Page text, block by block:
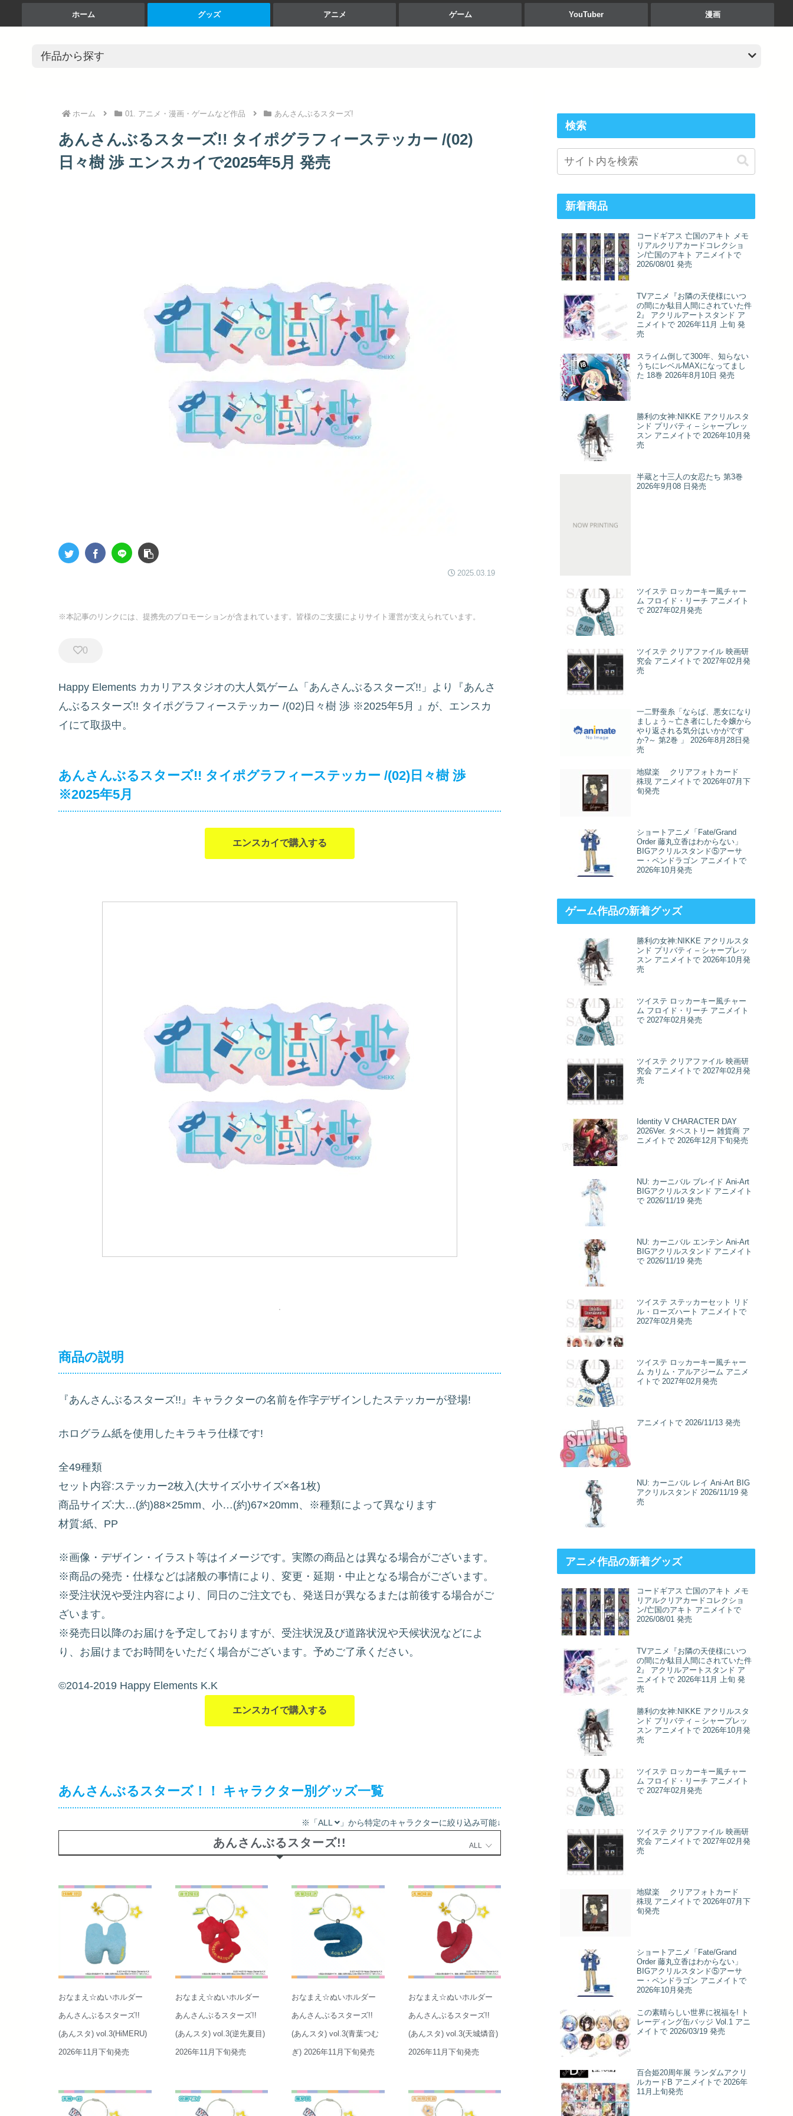
ホーム グッズ アニメ ゲーム YouTuber 漫画
ホーム 01. アニメ・漫画・ゲームなど作品 あんさんぶるスターズ!
あんさんぶるスターズ!! タイポグラフィーステッカー /(02)
日々樹 渉 エンスカイで2025年5月 発売
2025.03.19
※本記事のリンクには、提携先のプロモーションが含まれています。皆様のご支援によりサイト運営が支えられています。
0
Happy Elements カカリアスタジオの大人気ゲーム「あんさんぶるスターズ!!」より『あんさ
んぶるスターズ!! タイポグラフィーステッカー /(02)日々樹 渉 ※2025年5月 』が、エンスカ
イにて取扱中。
あんさんぶるスターズ!! タイポグラフィーステッカー /(02)日々樹 渉
※2025年5月
エンスカイで購入する
商品の説明
『あんさんぶるスターズ!!』キャラクターの名前を作字デザインしたステッカーが登場!
ホログラム紙を使用したキラキラ仕様です!
全49種類
セット内容:ステッカー2枚入(大サイズ小サイズ×各1枚)
商品サイズ:大…(約)88×25mm、小…(約)67×20mm、※種類によって異なります
材質:紙、PP
※画像・デザイン・イラスト等はイメージです。実際の商品とは異なる場合がございます。
※商品の発売・仕様などは諸般の事情により、変更・延期・中止となる場合がございます。
※受注状況や受注内容により、同日のご注文でも、発送日が異なるまたは前後する場合がご
ざいます。
※発売日以降のお届けを予定しておりますが、受注状況及び道路状況や天候状況などによ
り、お届けまでお時間をいただく場合がございます。予めご了承ください。
©2014-2019 Happy Elements K.K
エンスカイで購入する
あんさんぶるスターズ！！ キャラクター別グッズ一覧
※「ALL 」から特定のキャラクターに絞り込み可能↓
あんさんぶるスターズ!! ALL
おなまえ☆ぬいホルダー
あんさんぶるスターズ!!
(あんスタ) vol.3(HiMERU)
2026年11月下旬発売
おなまえ☆ぬいホルダー
あんさんぶるスターズ!!
(あんスタ) vol.3(逆先夏目)
2026年11月下旬発売
おなまえ☆ぬいホルダー
あんさんぶるスターズ!!
(あんスタ) vol.3(青葉つむ
ぎ) 2026年11月下旬発売
おなまえ☆ぬいホルダー
あんさんぶるスターズ!!
(あんスタ) vol.3(天城燐音)
2026年11月下旬発売
検索
新着商品
コードギアス 亡国のアキト メモ
リアルクリアカードコレクショ
ン/亡国のアキト アニメイトで
2026/08/01 発売
TVアニメ『お隣の天使様にいつ
の間にか駄目人間にされていた件
2』 アクリルアートスタンド ア
ニメイトで 2026年11月 上旬 発
売
スライム倒して300年、知らない
うちにレベルMAXになってまし
た 18巻 2026年8月10日 発売
勝利の女神:NIKKE アクリルスタ
ンド プリバティ – シャープレッ
スン アニメイトで 2026年10月発
売
半蔵と十三人の女忍たち 第3巻
2026年9月08 日発売
ツイステ ロッカーキー風チャー
ム フロイド・リーチ アニメイト
で 2027年02月発売
ツイステ クリアファイル 映画研
究会 アニメイトで 2027年02月発
売
一二野蚕糸「ならば、悪女になり
ましょう～亡き者にした令嬢から
やり返される気分はいかがです
か?～ 第2巻 」 2026年8月28日発
売
地獄楽 クリアフォトカード
殊現 アニメイトで 2026年07月下
旬発売
ショートアニメ「Fate/Grand
Order 藤丸立香はわからない」
BIGアクリルスタンド⑤アーサ
ー・ペンドラゴン アニメイトで
2026年10月発売
ゲーム作品の新着グッズ
勝利の女神:NIKKE アクリルスタ
ンド プリバティ – シャープレッ
スン アニメイトで 2026年10月発
売
ツイステ ロッカーキー風チャー
ム フロイド・リーチ アニメイト
で 2027年02月発売
ツイステ クリアファイル 映画研
究会 アニメイトで 2027年02月発
売
Identity V CHARACTER DAY
2026Ver. タペストリー 雑貨商 ア
ニメイトで 2026年12月下旬発売
NU: カーニバル ブレイド Ani-Art
BIGアクリルスタンド アニメイト
で 2026/11/19 発売
NU: カーニバル エンテン Ani-Art
BIGアクリルスタンド アニメイト
で 2026/11/19 発売
ツイステ ステッカーセット リド
ル・ローズハート アニメイトで
2027年02月発売
ツイステ ロッカーキー風チャー
ム カリム・アルアジーム アニメ
イトで 2027年02月発売
アニメイトで 2026/11/13 発売
NU: カーニバル レイ Ani-Art BIG
アクリルスタンド 2026/11/19 発
売
アニメ作品の新着グッズ
コードギアス 亡国のアキト メモ
リアルクリアカードコレクショ
ン/亡国のアキト アニメイトで
2026/08/01 発売
TVアニメ『お隣の天使様にいつ
の間にか駄目人間にされていた件
2』 アクリルアートスタンド ア
ニメイトで 2026年11月 上旬 発
売
勝利の女神:NIKKE アクリルスタ
ンド プリバティ – シャープレッ
スン アニメイトで 2026年10月発
売
ツイステ ロッカーキー風チャー
ム フロイド・リーチ アニメイト
で 2027年02月発売
ツイステ クリアファイル 映画研
究会 アニメイトで 2027年02月発
売
地獄楽 クリアフォトカード
殊現 アニメイトで 2026年07月下
旬発売
ショートアニメ「Fate/Grand
Order 藤丸立香はわからない」
BIGアクリルスタンド⑤アーサ
ー・ペンドラゴン アニメイトで
2026年10月発売
この素晴らしい世界に祝福を! ト
レーディング缶バッジ Vol.1 アニ
メイトで 2026/03/19 発売
百合姫20周年展 ランダムアクリ
ルカードB アニメイトで 2026年
11月上旬発売